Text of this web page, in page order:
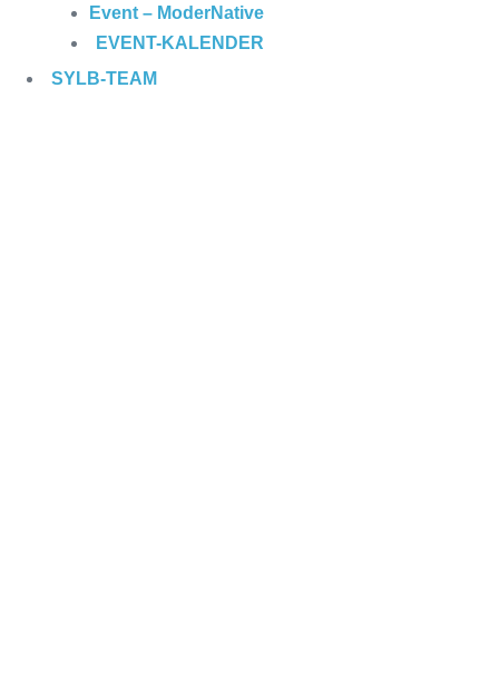
Event – ModerNative
EVENT-KALENDER
SYLB-TEAM